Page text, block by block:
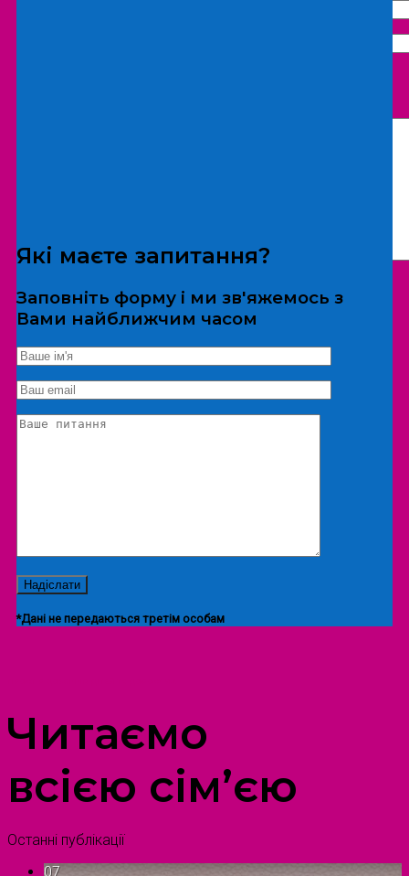
*Дані не передаються третім особам
Екскурсія/локація
Які маєте запитання?
Заповніть форму і ми зв'яжемось з
Вами найближчим часом
*Дані не передаються третім особам
Читаємо
всією сім’єю
Останні публікації
07